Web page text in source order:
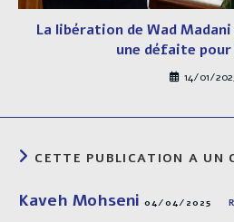
La libération de Wad Madani
une défaite
14/01/
CETTE PUBLICATION A UN
Kaveh Mohseni 04/04/2025